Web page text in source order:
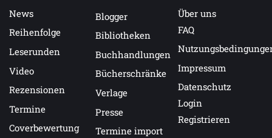
News
Reihenfolge
Leserunden
Video
Rezensionen
Termine
Coverbewertung
Blogger
Bibliotheken
Buchhandlungen
Bücherschränke
Verlage
Presse
Termine import
Über uns
FAQ
Impressum
Datenschutz
Login
Registrieren